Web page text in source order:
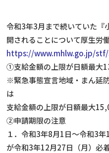
令和3年3月まで続いていた『
開されることについて厚生労
https://www.mhlw.go.jp/
①支給金額の上限が日額最大
※緊急事態宣言地域・まん延
は
支給金額の上限が日額最大
②申請期限の注意
１．令和3年8月1日～令和3
が令和3年12月27日（月）必